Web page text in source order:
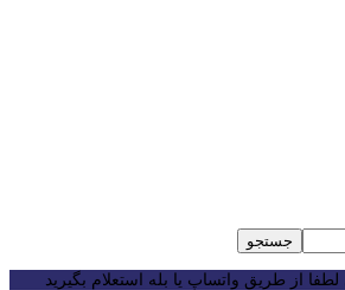
جستجو
از طریق واتساپ یا بله استعلام بگیرید